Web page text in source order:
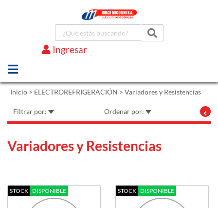
Ingresar
Inicio > ELECTROREFRIGERACIÓN > Variadores y Resistencias
Filtrar por: Ordenar por:
Variadores y Resistencias
STOCK DISPONIBLE STOCK DISPONIBLE